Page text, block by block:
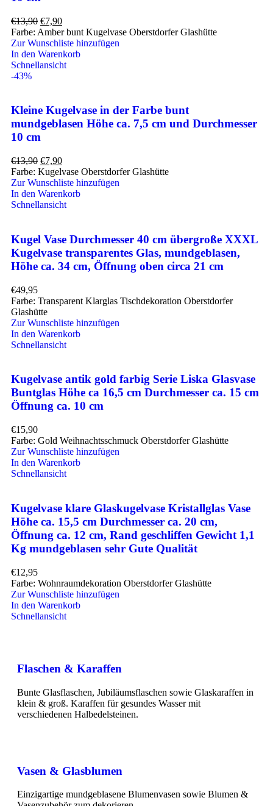
€13,90 €7,90
Farbe: Amber bunt Kugelvase Oberstdorfer Glashütte
Zur Wunschliste hinzufügen
In den Warenkorb
Schnellansicht
-43%
Kleine Kugelvase in der Farbe bunt
mundgeblasen Höhe ca. 7,5 cm und Durchmesser
10 cm
€13,90 €7,90
Farbe: Kugelvase Oberstdorfer Glashütte
Zur Wunschliste hinzufügen
In den Warenkorb
Schnellansicht
Kugel Vase Durchmesser 40 cm übergroße XXXL
Kugelvase transparentes Glas, mundgeblasen,
Höhe ca. 34 cm, Öffnung oben circa 21 cm
€49,95
Farbe: Transparent Klarglas Tischdekoration Oberstdorfer
Glashütte
Zur Wunschliste hinzufügen
In den Warenkorb
Schnellansicht
Kugelvase antik gold farbig Serie Liska Glasvase
Buntglas Höhe ca 16,5 cm Durchmesser ca. 15 cm
Öffnung ca. 10 cm
€15,90
Farbe: Gold Weihnachtsschmuck Oberstdorfer Glashütte
Zur Wunschliste hinzufügen
In den Warenkorb
Schnellansicht
Kugelvase klare Glaskugelvase Kristallglas Vase
Höhe ca. 15,5 cm Durchmesser ca. 20 cm,
Öffnung ca. 12 cm, Rand geschliffen Gewicht 1,1
Kg mundgeblasen sehr Gute Qualität
€12,95
Farbe: Wohnraumdekoration Oberstdorfer Glashütte
Zur Wunschliste hinzufügen
In den Warenkorb
Schnellansicht
Flaschen & Karaffen
Bunte Glasflaschen, Jubiläumsflaschen sowie Glaskaraffen in
klein & groß. Karaffen für gesundes Wasser mit
verschiedenen Halbedelsteinen.
Vasen & Glasblumen
Einzigartige mundgeblasene Blumenvasen sowie Blumen &